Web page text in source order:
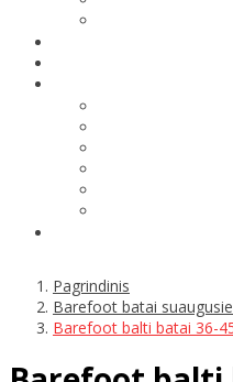
Pagrindinis
Barefoot batai
Barefoot balti batai 36-